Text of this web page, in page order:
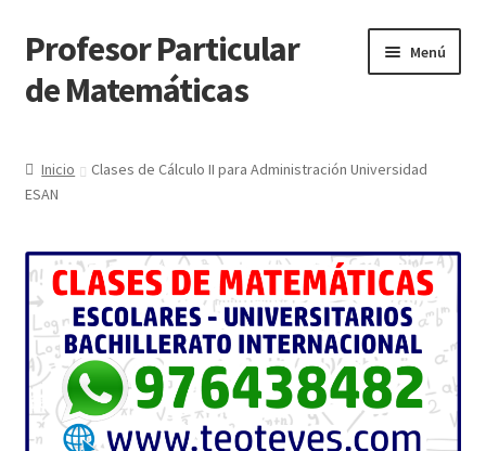
Ir
a
la
Ir
al
contenido
Profesor Particular
de Matemáticas
Menú
Tienda de Matemáticas 100% GRATIS
Inicio
Clases de Cálculo II para Administración Universidad
ESAN